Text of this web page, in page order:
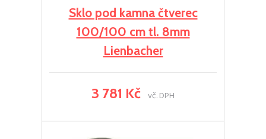
Sklo pod kamna čtverec
100/100 cm tl. 8mm
Lienbacher
3 781 Kč vč. DPH